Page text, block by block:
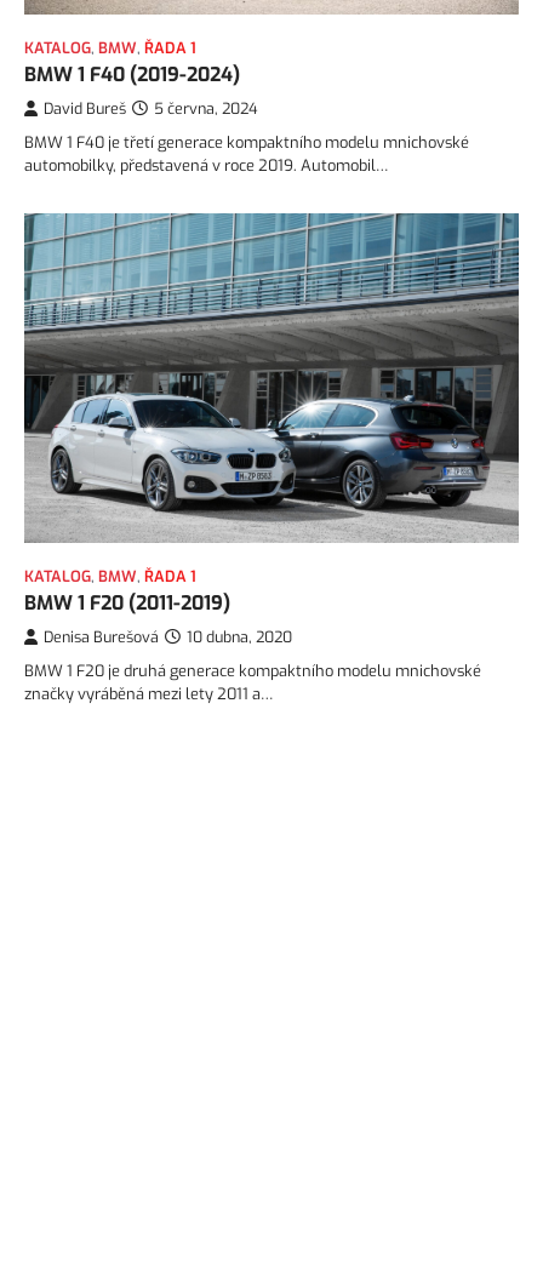
KATALOG, BMW, ŘADA 1
BMW 1 F40 (2019-2024)
David Bureš
5 června, 2024
BMW 1 F40 je třetí generace kompaktního modelu mnichovské
automobilky, představená v roce 2019. Automobil…
KATALOG, BMW, ŘADA 1
BMW 1 F20 (2011-2019)
Denisa Burešová
10 dubna, 2020
BMW 1 F20 je druhá generace kompaktního modelu mnichovské
značky vyráběná mezi lety 2011 a…